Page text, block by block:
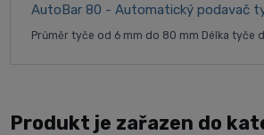
AutoBar 80 - Automatický podavač
Průměr tyče od 6 mm do 80 mm Délka tyče
Produkt je zařazen do